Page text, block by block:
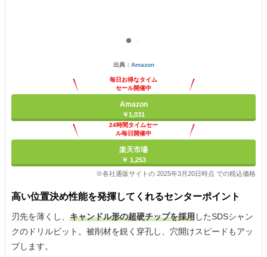
出典： Amazon
毎日お得なタイム
セール開催中
Amazon
￥1,031
24時間タイムセー
ル毎日開催中
楽天市場
￥ 1,253
※各社通販サイトの 2025年3月20日時点 での税込価格
高い位置決め性能を発揮してくれるセンターポイント
刃先を薄くし、 キャンドル形の超硬チップを採用したSDSシャン
クのドリルビット。被削材を鋭く穿孔し、穴開けスピードもアッ
プします。